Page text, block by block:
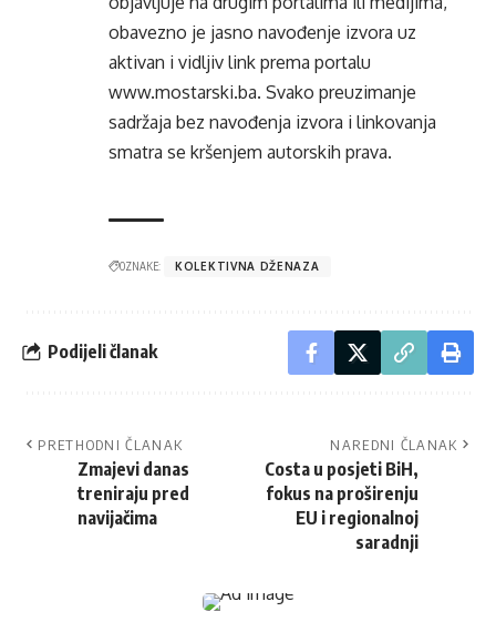
obavezno je jasno navođenje izvora uz
aktivan i vidljiv link prema portalu
www.mostarski.ba. Svako preuzimanje
sadržaja bez navođenja izvora i linkovanja
smatra se kršenjem autorskih prava.
OZNAKE: KOLEKTIVNA DŽENAZA
Podijeli članak
PRETHODNI ČLANAK
Zmajevi danas
treniraju pred
navijačima
NAREDNI ČLANAK
Costa u posjeti BiH,
fokus na proširenju
EU i regionalnoj
saradnji